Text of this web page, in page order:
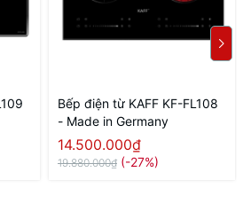
Bếp điện từ KAFF KF-FL108
- Made in Germany
14.500.000₫
19.880.000₫ (-27%)